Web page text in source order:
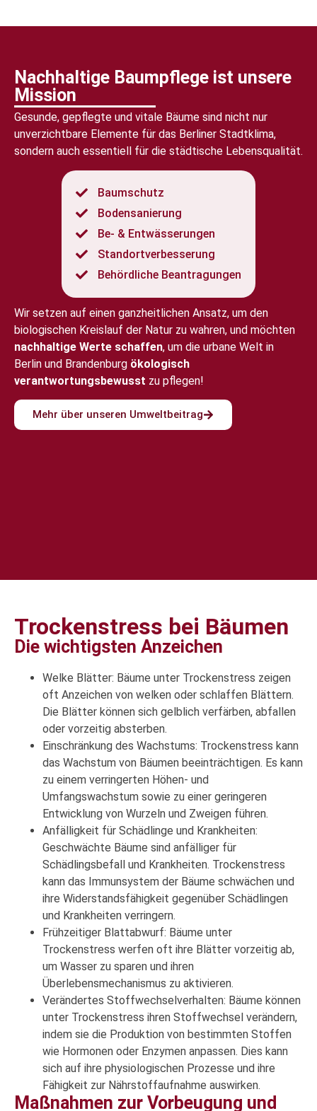
Nachhaltige Baumpflege ist unsere
Mission
Gesunde, gepflegte und vitale Bäume sind nicht nur
unverzichtbare Elemente für das Berliner Stadtklima,
sondern auch essentiell für die städtische Lebensqualität.
Baumschutz
Bodensanierung
Be- & Entwässerungen
Standortverbesserung
Behördliche Beantragungen
Wir setzen auf einen ganzheitlichen Ansatz, um den
biologischen Kreislauf der Natur zu wahren, und möchten
nachhaltige Werte schaffen, um die urbane Welt in
Berlin und Brandenburg ökologisch
verantwortungsbewusst zu pflegen!
Mehr über unseren Umweltbeitrag
Trockenstress bei Bäumen
Die wichtigsten Anzeichen
Welke Blätter: Bäume unter Trockenstress zeigen
oft Anzeichen von welken oder schlaffen Blättern.
Die Blätter können sich gelblich verfärben, abfallen
oder vorzeitig absterben.
Einschränkung des Wachstums: Trockenstress kann
das Wachstum von Bäumen beeinträchtigen. Es kann
zu einem verringerten Höhen- und
Umfangswachstum sowie zu einer geringeren
Entwicklung von Wurzeln und Zweigen führen.
Anfälligkeit für Schädlinge und Krankheiten:
Geschwächte Bäume sind anfälliger für
Schädlingsbefall und Krankheiten. Trockenstress
kann das Immunsystem der Bäume schwächen und
ihre Widerstandsfähigkeit gegenüber Schädlingen
und Krankheiten verringern.
Frühzeitiger Blattabwurf: Bäume unter
Trockenstress werfen oft ihre Blätter vorzeitig ab,
um Wasser zu sparen und ihren
Überlebensmechanismus zu aktivieren.
Verändertes Stoffwechselverhalten: Bäume können
unter Trockenstress ihren Stoffwechsel verändern,
indem sie die Produktion von bestimmten Stoffen
wie Hormonen oder Enzymen anpassen. Dies kann
sich auf ihre physiologischen Prozesse und ihre
Fähigkeit zur Nährstoffaufnahme auswirken.
Maßnahmen zur Vorbeugung und